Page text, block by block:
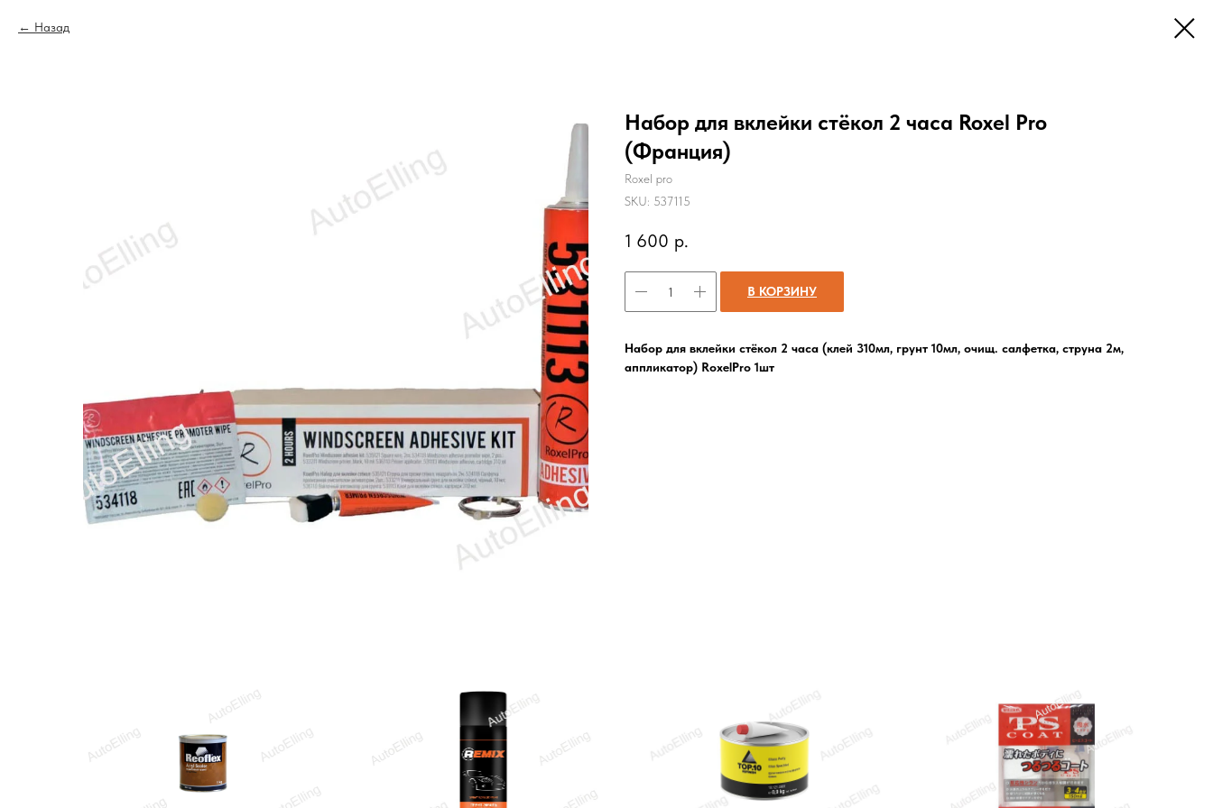
Назад
Набор для вклейки стёкол 2 часа Roxel Pro
(Франция)
Roxel pro
SKU: 537115
1 600 р.
В КОРЗИНУ
Набор для вклейки стёкол 2 часа (клей 310мл, грунт 10мл, очищ. салфетка, струна 2м,
аппликатор) RoxelPro 1шт